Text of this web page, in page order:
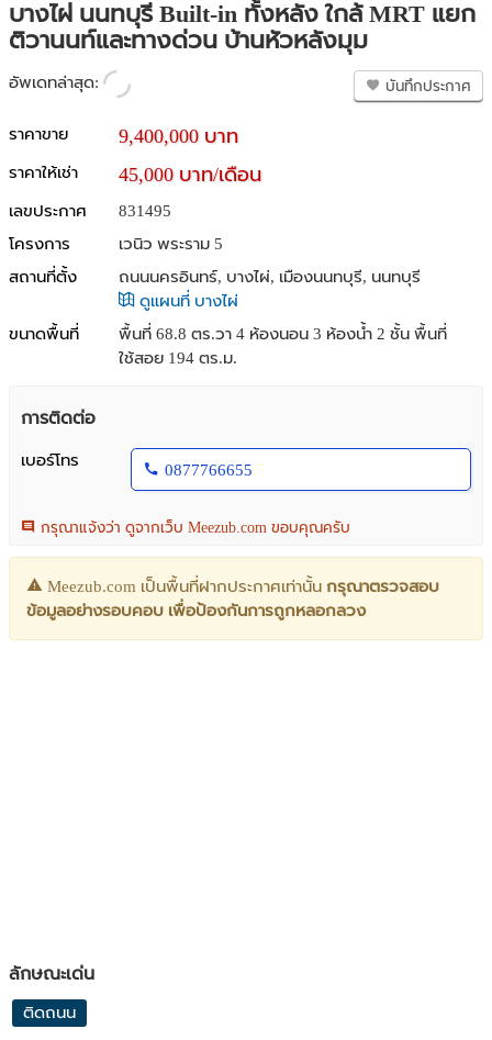
บางไผ่ นนทบุรี Built-in ทั้งหลัง ใกล้ MRT แยก
ติวานนท์และทางด่วน บ้านหัวหลังมุม
อัพเดทล่าสุด: บันทึกประกาศ
ราคาขาย 9,400,000 บาท
ราคาให้เช่า 45,000 บาท/เดือน
เลขประกาศ
831495
โครงการ
เวนิว พระราม 5
สถานที่ตั้ง
ถนนนครอินทร์, บางไผ่, เมืองนนทบุรี, นนทบุรี
ดูแผนที่ บางไผ่
ขนาดพื้นที่
พื้นที่ 68.8 ตร.วา 4 ห้องนอน 3 ห้องน้ำ 2 ชั้น พื้นที่
ใช้สอย 194 ตร.ม.
การติดต่อ
เบอร์โทร
0877766655
กรุณาแจ้งว่า ดูจากเว็บ Meezub.com ขอบคุณครับ
Meezub.com เป็นพื้นที่ฝากประกาศเท่านั้น กรุณาตรวจสอบ
ข้อมูลอย่างรอบคอบ เพื่อป้องกันการถูกหลอกลวง
ลักษณะเด่น
ติดถนน